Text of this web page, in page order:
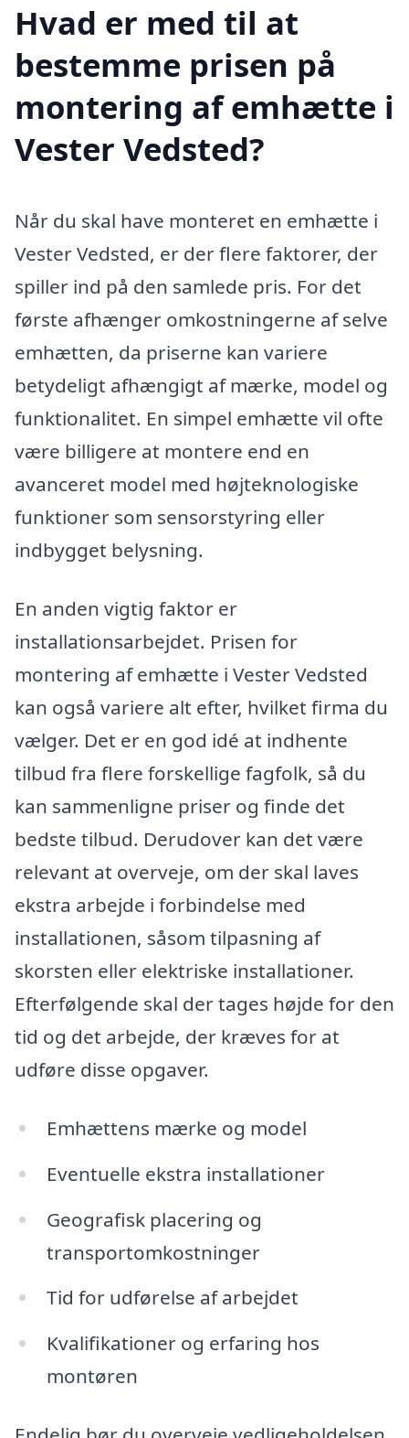
Hvad er med til at
bestemme prisen på
montering af emhætte i
Vester Vedsted?
Når du skal have monteret en emhætte i
Vester Vedsted, er der flere faktorer, der
spiller ind på den samlede pris. For det
første afhænger omkostningerne af selve
emhætten, da priserne kan variere
betydeligt afhængigt af mærke, model og
funktionalitet. En simpel emhætte vil ofte
være billigere at montere end en
avanceret model med højteknologiske
funktioner som sensorstyring eller
indbygget belysning.
En anden vigtig faktor er
installationsarbejdet. Prisen for
montering af emhætte i Vester Vedsted
kan også variere alt efter, hvilket firma du
vælger. Det er en god idé at indhente
tilbud fra flere forskellige fagfolk, så du
kan sammenligne priser og finde det
bedste tilbud. Derudover kan det være
relevant at overveje, om der skal laves
ekstra arbejde i forbindelse med
installationen, såsom tilpasning af
skorsten eller elektriske installationer.
Efterfølgende skal der tages højde for den
tid og det arbejde, der kræves for at
udføre disse opgaver.
Emhættens mærke og model
Eventuelle ekstra installationer
Geografisk placering og
transportomkostninger
Tid for udførelse af arbejdet
Kvalifikationer og erfaring hos
montøren